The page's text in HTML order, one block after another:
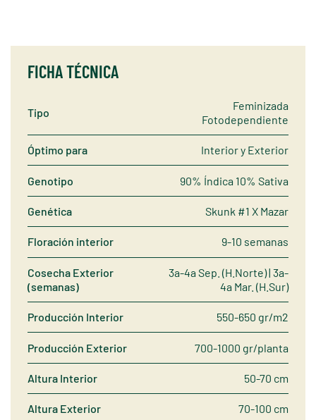
FICHA TÉCNICA
Tipo
Feminizada
Fotodependiente
Óptimo para Interior y Exterior
Genotipo 90% Índica 10% Sativa
Genética Skunk #1 X Mazar
Floración interior 9-10 semanas
Cosecha Exterior
(semanas)
3a-4a Sep. (H.Norte) | 3a-
4a Mar. (H.Sur)
Producción Interior 550-650 gr/m2
Producción Exterior 700-1000 gr/planta
Altura Interior 50-70 cm
Altura Exterior 70-100 cm